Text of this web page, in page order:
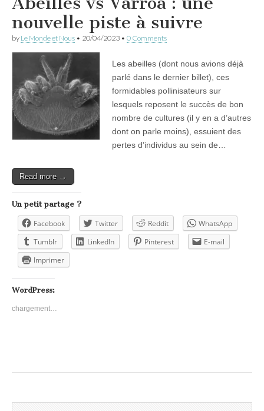
nouvelle piste à suivre
by Le Monde et Nous • 20/04/2023 • 0 Comments
Les abeilles (dont nous avions déjà
parlé dans le dernier billet), ces
formidables pollinisateurs sur
lesquels reposent le succès de bon
nombre de cultures (il y en a d’autres
dont on parle moins), essuient des
pertes d’individus au sein de…
Read more →
Un petit partage ?
Facebook Twitter Reddit
WhatsApp
Tumblr
LinkedIn Pinterest
E-mail
Imprimer
WordPress:
chargement…